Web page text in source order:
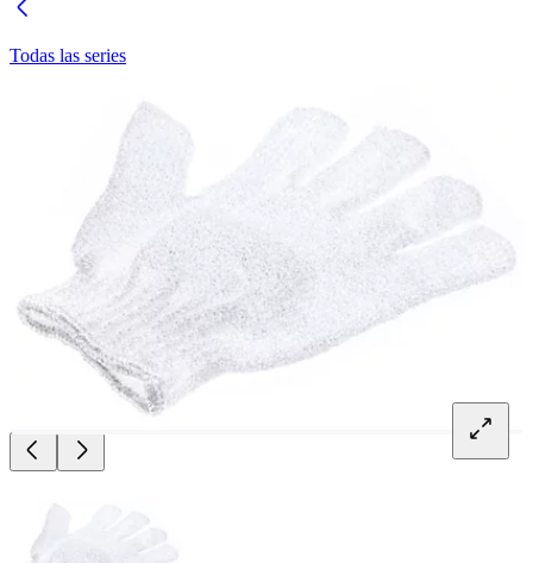
Todas las series